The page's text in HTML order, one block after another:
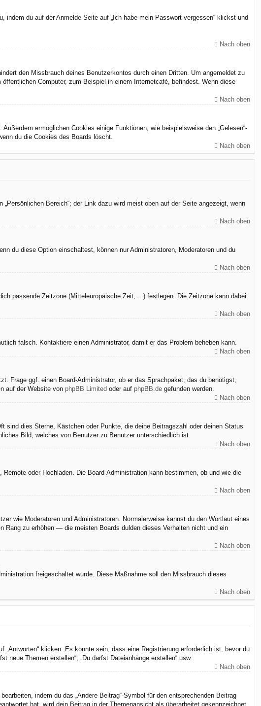
du auf der Anmelde-Seite auf „Ich habe mein Passwort vergessen“ klickst und
Nach oben
den Missbrauch deines Benutzerkontos durch einen Dritten. Um angemeldet zu
Computer, zum Beispiel in einem Internetcafé, befindest. Wenn diese
Nach oben
ermöglichen Cookies einige Funktionen, wie beispielsweise den „Gelesen“-
du die Cookies des Boards löscht.
Nach oben
Bereich“; der Link dazu wird meist oben auf der Seite angezeigt, wenn
Nach oben
du diese Option einschaltest, können nur Administratoren, Moderatoren und du
Nach oben
passende Zeitzone (Mitteleuropäische Zeit, ...) festlegen. Die Zeitzone kann dabei
Nach oben
falsch. Kontaktiere einen Administrator, damit er das Problem beheben kann.
Nach oben
Frage ggf. einen Board-Administrator, ob er das Sprachpaket, das du benötigst,
auf der Website von phpBB Limited oder auf phpBB.de gefunden werden.
Nach oben
sind dies Sterne, Kästchen oder Punkte, die deine Beitragszahl oder deinen Status
Bild, welches von Benutzer zu Benutzer unterschiedlich ist.
Nach oben
oder Hochladen. Die Board-Administration kann bestimmen, ob und wie die
Nach oben
wie Moderatoren und Administratoren. Normalerweise kannst du den Wortlaut eines
Rang zu erhöhen — die meisten Boards dulden dieses Verhalten nicht und ein
Nach oben
freigeschaltet wurde. Diese Maßnahme soll den Missbrauch dieses
Nach oben
klicken. Es könnte sein, dass eine Registrierung erforderlich ist, bevor du
Themen erstellen“, „Du darfst Dateianhänge erstellen“ usw.
Nach oben
indem du das „Ändere Beitrag“-Symbol für den entsprechenden Beitrag
hat, wird dein Beitrag in der Themenansicht als überarbeitet gekennzeichnet.